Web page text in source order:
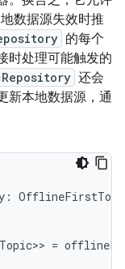
数据源失效时推
的每个
时处理可能触发的
还会
新本地数据源，通
:
> =